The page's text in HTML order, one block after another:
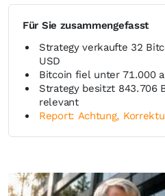
Für Sie zusammengefasst
Strategy verkaufte 32
USD
Bitcoin fiel unter 71.000
Strategy besitzt 843.706
relevant
Report: Achtung,